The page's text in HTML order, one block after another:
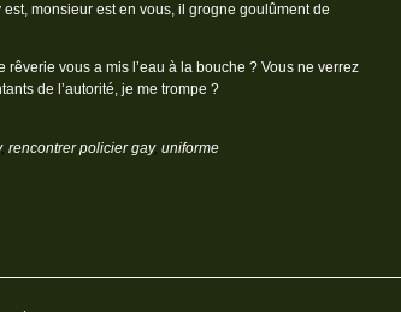
monsieur est en vous, il grogne goulûment de
vous a mis l’eau à la bouche ? Vous ne verrez
de l’autorité, je me trompe ?
, rencontrer policier gay, uniforme